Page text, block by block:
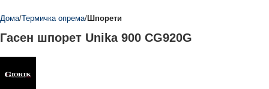
Дома Термичка опрема Шпорети
Гасен шпорет Unika 900 CG920G